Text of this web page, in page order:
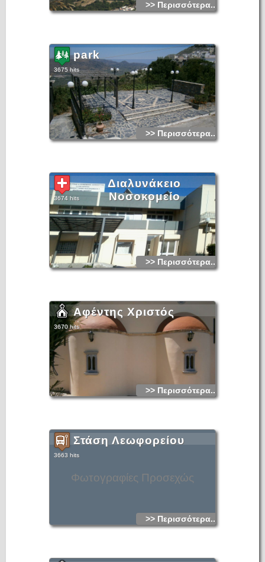
>> Περισσότερα...
park
3675 hits
>> Περισσότερα...
Διαλυνάκειο
Νοσοκομείο
3674 hits
>> Περισσότερα...
Αφέντης Χριστός
3670 hits
>> Περισσότερα...
Φωτογραφίες Προσεχώς
Στάση Λεωφορείου
3663 hits
>> Περισσότερα...